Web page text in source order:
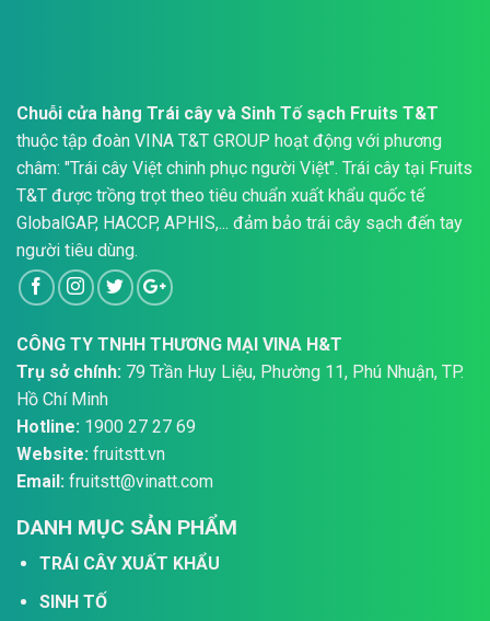
Chuỗi cửa hàng Trái cây và Sinh Tố sạch Fruits T&T
thuộc tập đoàn VINA T&T GROUP hoạt động với phương
châm: "Trái cây Việt chinh phục người Việt". Trái cây tại Fruits
T&T được trồng trọt theo tiêu chuẩn xuất khẩu quốc tế
GlobalGAP, HACCP, APHIS,... đảm bảo trái cây sạch đến tay
người tiêu dùng.
CÔNG TY TNHH THƯƠNG MẠI VINA H&T
Trụ sở chính: 79 Trần Huy Liệu, Phường 11, Phú Nhuận, TP.
Hồ Chí Minh
Hotline: 1900 27 27 69
Website: fruitstt.vn
Email: fruitstt@vinatt.com
DANH MỤC SẢN PHẨM
TRÁI CÂY XUẤT KHẨU
SINH TỐ